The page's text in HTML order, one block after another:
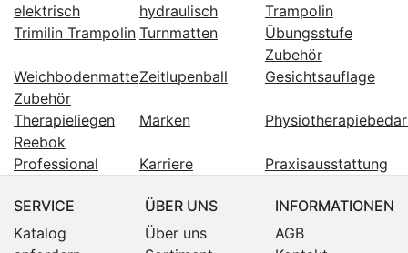
elektrisch
hydraulisch
Trampolin
Trimilin Trampolin Turnmatten Übungsstufe
WeichbodenmatteZeitlupenball
Zubehör
Gesichtsauflage
Zubehör
Therapieliegen
Marken
Reebok
Professional
Karriere Praxisausstattung
SERVICE
Katalog
ÜBER UNS
Über uns
INFORMATIONEN
AGB